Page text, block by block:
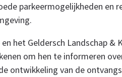
parkeermogelijkheden en
het Geldersch Landschap &
om hen te informeren
ontwikkeling van de